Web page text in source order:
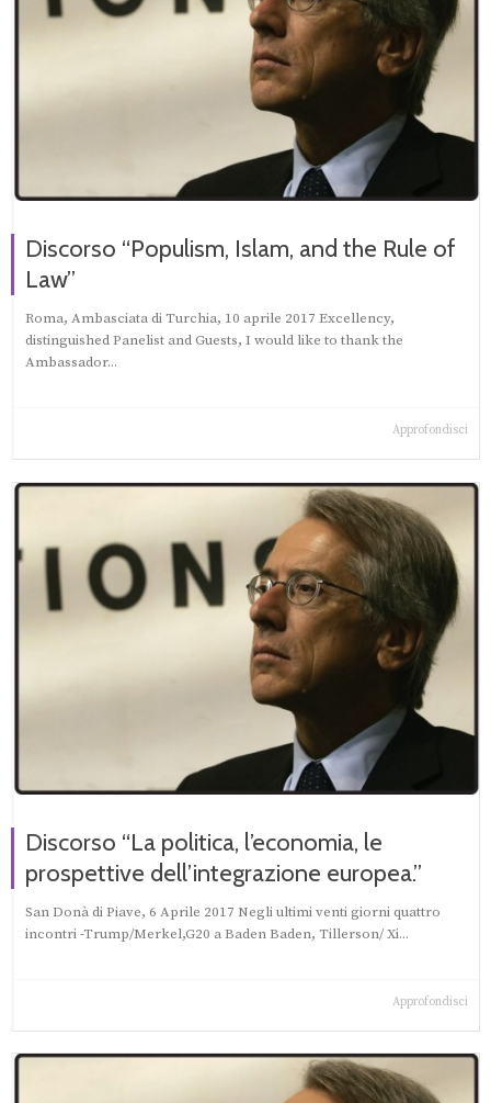
Discorso “Populism, Islam, and the Rule of
Law”
Roma, Ambasciata di Turchia, 10 aprile 2017 Excellency,
distinguished Panelist and Guests, I would like to thank the
Ambassador...
Approfondisci
Discorso “La politica, l’economia, le
prospettive dell’integrazione europea.”
San Donà di Piave, 6 Aprile 2017 Negli ultimi venti giorni quattro
incontri -Trump/Merkel,G20 a Baden Baden, Tillerson/ Xi...
Approfondisci